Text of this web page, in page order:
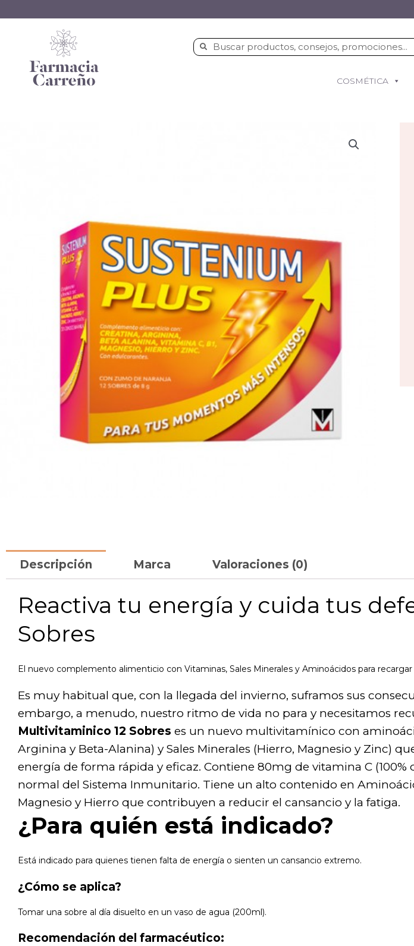
COSMÉTICA
Descripción Marca Valoraciones (0)
Reactiva tu energía y cuida tus
Sobres
El nuevo complemento alimenticio con Vitaminas, Sales Minerales y Aminoácidos para
Es muy habitual que, con la llegada del invierno, suframos sus
embargo, a menudo, nuestro ritmo de vida no para y necesitamos
Multivitaminico 12 Sobres es un nuevo multivitamínico con
Arginina y Beta-Alanina) y Sales Minerales (Hierro, Magnesio y Zinc)
energía de forma rápida y eficaz. Contiene 80mg de vitamina C
normal del Sistema Inmunitario. Tiene un alto contenido en
Magnesio y Hierro que contribuyen a reducir el cansancio y la fatiga.
¿Para quién está indicado?
Está indicado para quienes tienen falta de energía o sienten un cansancio extremo.
¿Cómo se aplica?
Tomar una sobre al día disuelto en un vaso de agua (200ml).
Recomendación del farmacéutico: